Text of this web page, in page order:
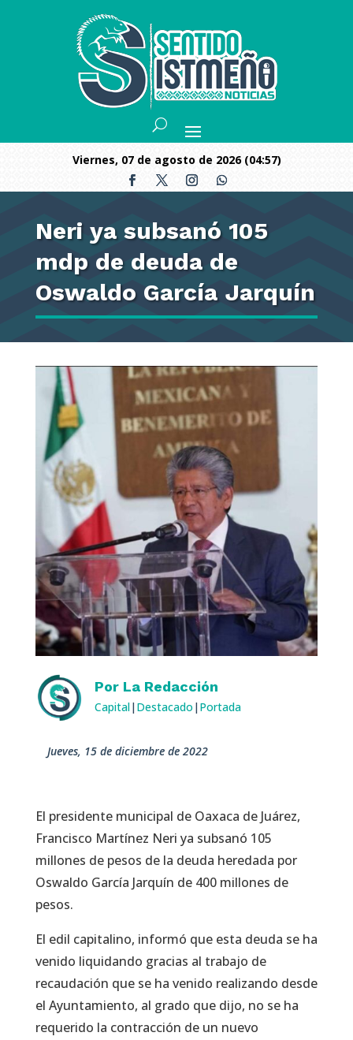
viernes, 07 de agosto de 2026 (04:57)
Neri ya subsanó 105
mdp de deuda de
Oswaldo García Jarquín
Por La Redacción
Capital| Destacado | Portada
jueves, 15 de diciembre de 2022
El presidente municipal de Oaxaca de Juárez,
Francisco Martínez Neri ya subsanó 105
millones de pesos de la deuda heredada por
Oswaldo García Jarquín de 400 millones de
pesos.
El edil capitalino, informó que esta deuda se ha
venido liquidando gracias al trabajo de
recaudación que se ha venido realizando desde
el Ayuntamiento, al grado que dijo, no se ha
requerido la contracción de un nuevo